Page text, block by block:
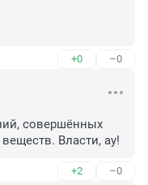
+0 –0
совершённых
Власти, ау!
+2 –0